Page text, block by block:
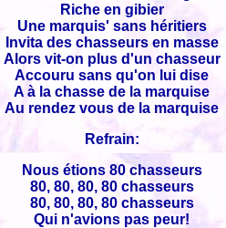
Riche en gibier
Une marquis' sans héritiers
Invita des chasseurs en masse
Alors vit-on plus d'un chasseur
Accouru sans qu'on lui dise
A à la chasse de la marquise
Au rendez vous de la marquise
Refrain:
Nous étions 80 chasseurs
80, 80, 80, 80 chasseurs
80, 80, 80, 80 chasseurs
Qui n'avions pas peur!